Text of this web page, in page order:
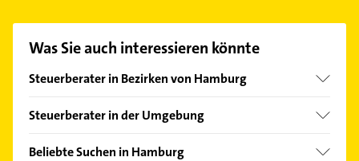
auswählen. Hier finden Sie alleKontaktdaten
Was Sie auch interessieren könnte
Steuerberater in Bezirken von Hamburg
Bezirk Altona
Bezirk Eimsbüttel
Steuerberater in der Umgebung
Barsbüttel
Beliebte Suchen in Hamburg